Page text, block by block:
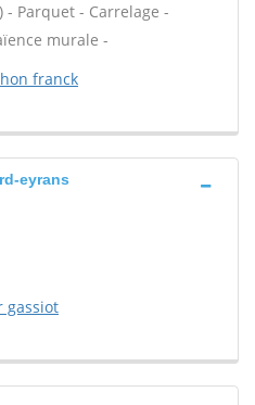
- Parquet - Carrelage -
murale -
franck
eyrans
gassiot